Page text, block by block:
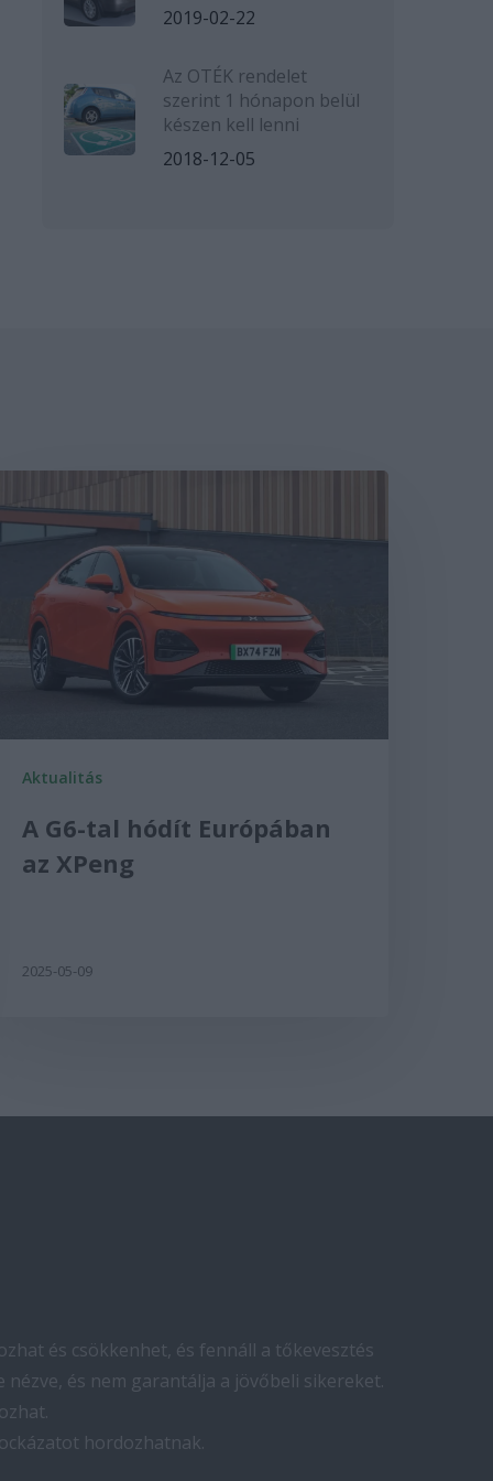
2019-02-22
Az OTÉK rendelet
szerint 1 hónapon belül
készen kell lenni
2018-12-05
Aktualitás
A G6-tal hódít Európában
az XPeng
2025-05-09
és csökkenhet, és fennáll a tőkevesztés
és nem garantálja a jövőbeli sikereket.
hordozhatnak.